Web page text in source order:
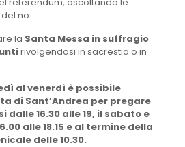
no.
la Santa Messa in suffragio
rivolgendosi in sacrestia o in
al venerdì è possibile
di Sant’Andrea per pregare
dalle 16.30 alle 19, il sabato e
alle 18.15 e al termine della
delle 10.30.